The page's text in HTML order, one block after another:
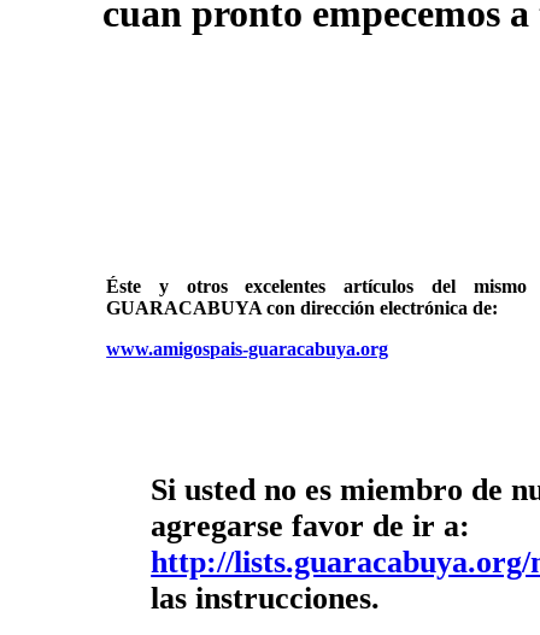
cuan pronto empecemos
Éste y otros excelentes artículos del
GUARACABUYA con dirección electrónica de:
www.amigospais-guaracabuya.org
Si usted no es miembro de
agregarse favor de ir a:
http://
las instrucciones.